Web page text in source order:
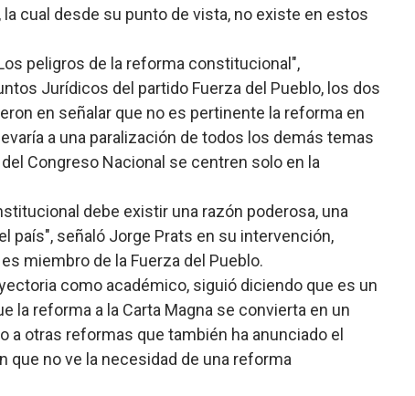
a Roberto Tineo y a Yeisy por sus críticas destempladas
desarrollo y fortaleciendo la frontera dominicana
cual desde su punto de vista, no existe en estos
peligros de la reforma constitucional",
Jurídicos del partido Fuerza del Pueblo, los dos
en señalar que no es pertinente la reforma en
a una paralización de todos los demás temas
Congreso Nacional se centren solo en la
debe existir una razón poderosa, una
país", señaló Jorge Prats en su intervención,
miembro de la Fuerza del Pueblo.
como académico, siguió diciendo que es un
la reforma a la Carta Magna se convierta en un
otras reformas que también ha anunciado el
que no ve la necesidad de una reforma